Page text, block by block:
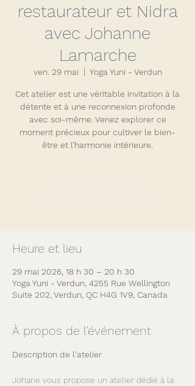
restaurateur et Nidra
avec Johanne
Lamarche
ven. 29 mai
  |
Yoga Yuni - Verdun
Cet atelier est une véritable invitation à la
détente et à une reconnexion profonde
avec soi-même. Venez explorer ce
moment précieux pour cultiver le bien-
être et l’harmonie intérieure.
Heure et lieu
29 mai 2026, 18 h 30 – 20 h 30
Yoga Yuni - Verdun, 4255 Rue Wellington
Suite 202, Verdun, QC H4G 1V9, Canada
À propos de l'événement
Description de l'atelier
Johane vous propose un atelier dédié à la